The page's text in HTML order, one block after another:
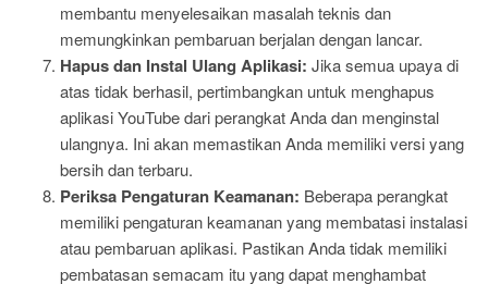
membantu menyelesaikan masalah teknis dan
memungkinkan pembaruan berjalan dengan lancar.
Hapus dan Instal Ulang Aplikasi: Jika semua upaya di
atas tidak berhasil, pertimbangkan untuk menghapus
aplikasi YouTube dari perangkat Anda dan menginstal
ulangnya. Ini akan memastikan Anda memiliki versi yang
bersih dan terbaru.
Periksa Pengaturan Keamanan: Beberapa perangkat
memiliki pengaturan keamanan yang membatasi instalasi
atau pembaruan aplikasi. Pastikan Anda tidak memiliki
pembatasan semacam itu yang dapat menghambat